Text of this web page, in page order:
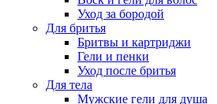
Уход за бородой
Для бритья
Бритвы и картриджи
Гели и пенки
Уход после бритья
Для тела
Мужские гели для душа